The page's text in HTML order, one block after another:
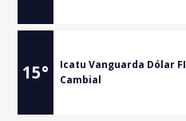
15°
Icatu Vanguarda Dólar FI
Cambial